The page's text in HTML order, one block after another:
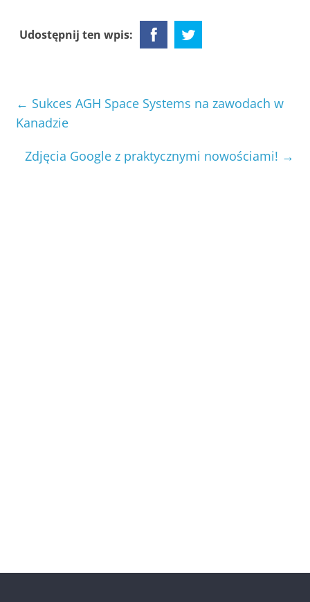
Udostępnij ten wpis:
← Sukces AGH Space Systems na zawodach w
Kanadzie
Zdjęcia Google z praktycznymi nowościami! →